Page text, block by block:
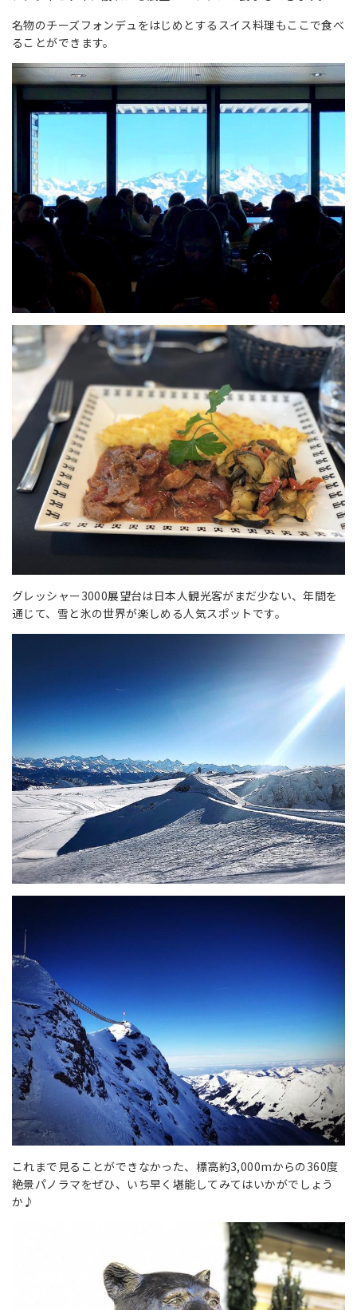
名物のチーズフォンデュをはじめとするスイス料理もここで食べ
ることができます。
グレッシャー3000展望台は日本人観光客がまだ少ない、年間を
通じて、雪と氷の世界が楽しめる人気スポットです。
これまで見ることができなかった、標高約3,000mからの360度
絶景パノラマをぜひ、いち早く堪能してみてはいかがでしょう
か♪